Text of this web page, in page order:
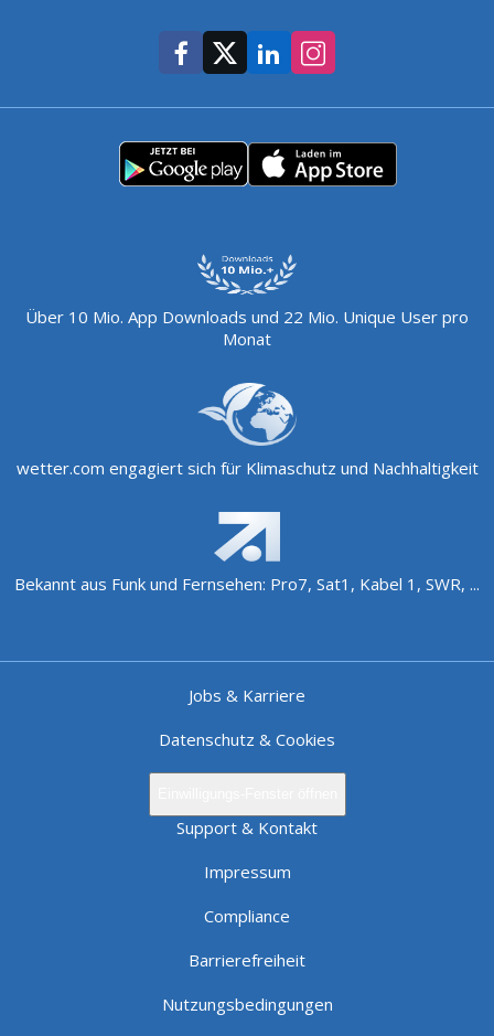
Über 10 Mio. App Downloads und 22 Mio. Unique User pro
Monat
wetter.com engagiert sich für Klimaschutz und Nachhaltigkeit
Bekannt aus Funk und Fernsehen: Pro7, Sat1, Kabel 1, SWR, ...
Jobs & Karriere
Datenschutz & Cookies
Support & Kontakt
Impressum
Compliance
Barrierefreiheit
Nutzungsbedingungen